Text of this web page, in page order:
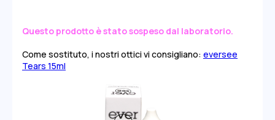
Questo prodotto è stato sospeso dal laboratorio.
Come sostituto, i nostri ottici vi consigliano: eversee
Tears 15ml